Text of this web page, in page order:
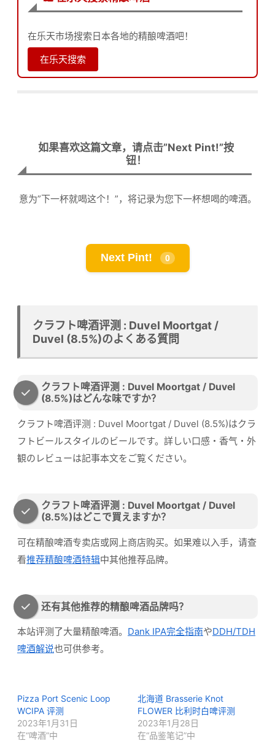
在乐天市场搜索日本各地的精酿啤酒吧！
在乐天搜索
如果喜欢这篇文章，请点击”Next Pint!”按
钮！
意为”下一杯就喝这个！”，将记录为您下一杯想喝的啤酒。
Next Pint! 0
クラフト啤酒评测 : Duvel Moortgat /
Duvel (8.5%)のよくある質問
クラフト啤酒评测 : Duvel Moortgat / Duvel
(8.5%)はどんな味ですか？
クラフト啤酒评测 : Duvel Moortgat / Duvel (8.5%)はクラ
フトビールスタイルのビールです。詳しい口感・香气・外
観のレビューは記事本文をご覧ください。
クラフト啤酒评测 : Duvel Moortgat / Duvel
(8.5%)はどこで買えますか？
可在精酿啤酒专卖店或网上商店购买。如果难以入手，请查
看推荐精酿啤酒特辑中其他推荐品牌。
还有其他推荐的精酿啤酒品牌吗？
本站评测了大量精酿啤酒。 Dank IPA完全指南やDDH/TDH
啤酒解说也可供参考。
Pizza Port Scenic Loop
WCIPA 评测
2023年1月31日
在“啤酒”中
北海道 Brasserie Knot
FLOWER 比利时白啤评测
2023年1月28日
在“品鉴笔记”中